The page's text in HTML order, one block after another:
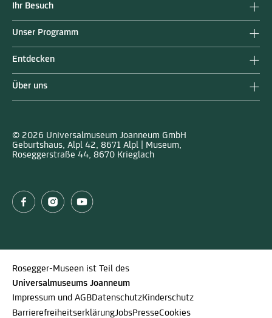
Ihr Besuch
Unser Programm
Entdecken
Über uns
© 2026 Universalmuseum Joanneum GmbH
Geburtshaus, Alpl 42, 8671 Alpl | Museum,
Roseggerstraße 44, 8670 Krieglach
Rosegger-Museen ist Teil des
Universalmuseums Joanneum
Impressum und AGBDatenschutzKinderschutz
BarrierefreiheitserklärungJobsPresseCookies